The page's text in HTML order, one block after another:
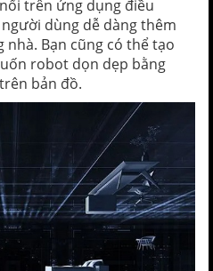
trên ứng dụng điều
dùng dễ dàng thêm
nhà. Bạn cũng có thể tạo
robot dọn dẹp bằng
bản đồ.